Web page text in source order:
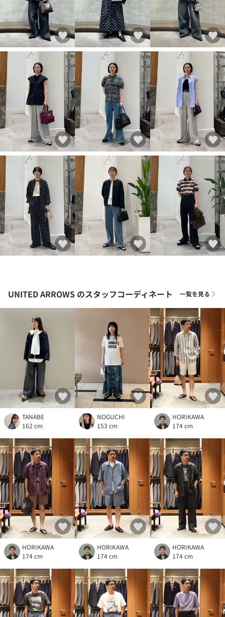
UNITED ARROWS のスタッフコーディネート 一覧を見る
TANABE
162 cm
NOGUCHI
153 cm
HORIKAWA
174 cm
HORIKAWA
174 cm
HORIKAWA
174 cm
HORIKAWA
174 cm